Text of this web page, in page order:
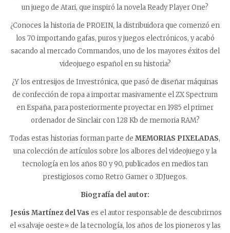
un juego de Atari, que inspiró la novela Ready Player One?
¿Conoces la historia de PROEIN, la distribuidora que comenzó en
los 70 importando gafas, puros y juegos electrónicos, y acabó
sacando al mercado Commandos, uno de los mayores éxitos del
videojuego español en su historia?
¿Y los entresijos de Investrónica, que pasó de diseñar máquinas
de confección de ropa a importar masivamente el ZX Spectrum
en España, para posteriormente proyectar en 1985 el primer
ordenador de Sinclair con 128 Kb de memoria RAM?
Todas estas historias forman parte de MEMORIAS PIXELADAS,
una colección de artículos sobre los albores del videojuego y la
tecnología en los años 80 y 90, publicados en medios tan
prestigiosos como Retro Gamer o 3DJuegos.
Biografía del autor:
Jesús Martínez del Vas es el autor responsable de descubrirnos
el «salvaje oeste» de la tecnología, los años de los pioneros y las